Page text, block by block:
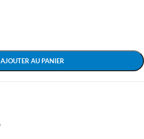
AJOUTER AU PANIER